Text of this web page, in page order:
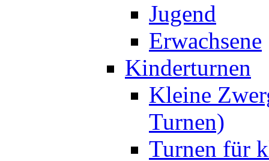
Jugend
Erwachsene
Kinderturnen
Kleine
Turnen)
Turnen für